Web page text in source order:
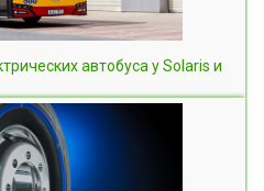
автобуса у Solaris и